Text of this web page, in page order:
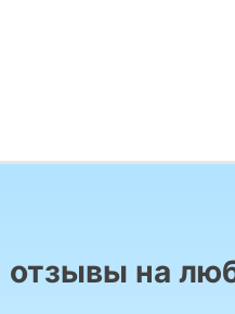
на